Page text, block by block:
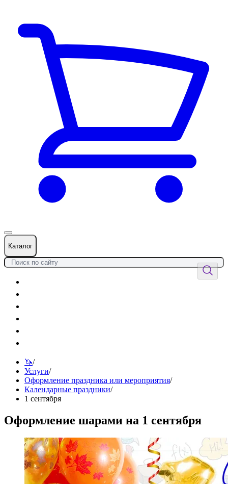
Каталог
🦄/
Услуги/
Оформление праздника или мероприятия/
Календарные праздники/
1 сентября
Оформление шарами на 1 сентября